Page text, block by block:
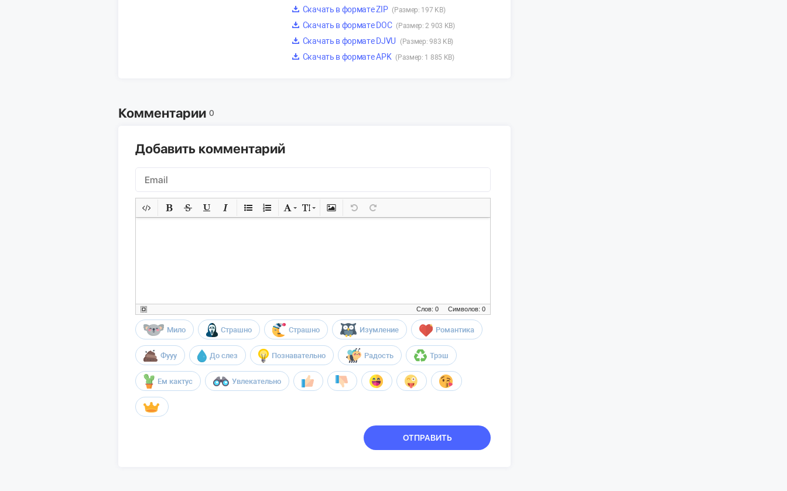
Скачать в формате ZIP (Размер: 197 KB)
Скачать в формате DOC (Размер: 2 903 KB)
Скачать в формате DJVU (Размер: 983 KB)
Скачать в формате APK (Размер: 1 885 KB)
Комментарии 0
Добавить комментарий
Символов: 0
Слов: 0
Мило Страшно Страшно Изумление Романтика
Фууу До слез Познавательно Радость Трэш
Ем кактус Увлекательно
ОТПРАВИТЬ